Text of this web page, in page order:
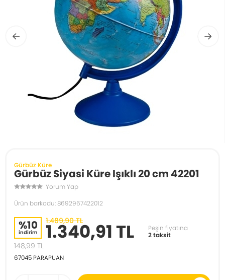
Gürbüz Küre
Gürbüz Siyasi Küre Işıklı 20 cm 42201
Yorum Yap
Ürün barkodu: 8692967422012
%10
indirim
1.489,90 TL
1.340,91 TL
Peşin fiyatına
2 taksit
148,99 TL
67045 PARAPUAN